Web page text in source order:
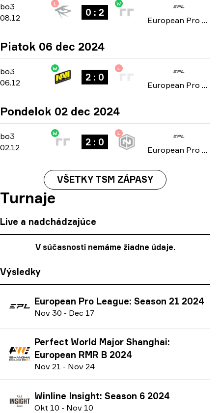
bo3 -bo3
08.12
L
0 : 2
W
European Pro League: Season 21 2024
Piatok 06 dec 2024
bo3 -bo3
06.12
W
2 : 0
L
European Pro League: Season 21 2024
Pondelok 02 dec 2024
bo3 -bo3
02.12
W
2 : 0
L
European Pro League: Season 21 2024
VŠETKY TSM ZÁPASY
Turnaje
Live a nadchádzajúce
V súčasnosti nemáme žiadne údaje.
Výsledky
European Pro League: Season 21 2024
Nov 30 - Dec 17
Perfect World Major Shanghai:
European RMR B 2024
Nov 21 - Nov 24
Winline Insight: Season 6 2024
Okt 10 - Nov 10